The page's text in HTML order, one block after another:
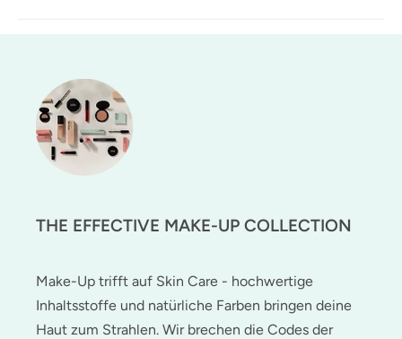
THE EFFECTIVE MAKE-UP COLLECTION
Make-Up trifft auf Skin Care - hochwertige
Inhaltsstoffe und natürliche Farben bringen deine
Haut zum Strahlen. Wir brechen die Codes der